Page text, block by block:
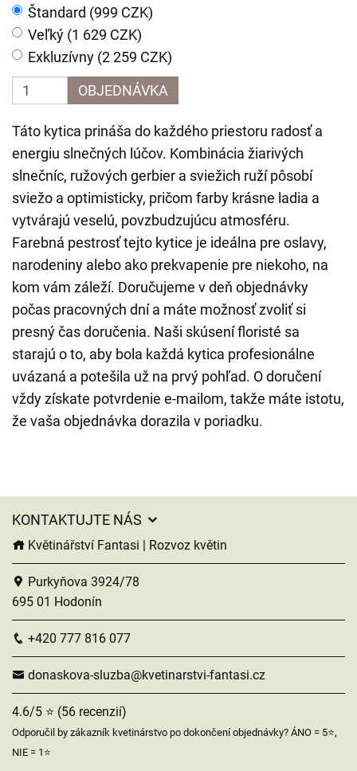
Štandard (999 CZK)
Veľký (1 629 CZK)
Exkluzívny (2 259 CZK)
OBJEDNÁVKA
Táto kytica prináša do každého priestoru radosť a
energiu slnečných lúčov. Kombinácia žiarivých
slnečníc, ružových gerbier a sviežich ruží pôsobí
sviežo a optimisticky, pričom farby krásne ladia a
vytvárajú veselú, povzbudzujúcu atmosféru.
Farebná pestrosť tejto kytice je ideálna pre oslavy,
narodeniny alebo ako prekvapenie pre niekoho, na
kom vám záleží. Doručujeme v deň objednávky
počas pracovných dní a máte možnosť zvoliť si
presný čas doručenia. Naši skúsení floristé sa
starajú o to, aby bola každá kytica profesionálne
uvázaná a potešila už na prvý pohľad. O doručení
vždy získate potvrdenie e-mailom, takže máte istotu,
že vaša objednávka dorazila v poriadku.
KONTAKTUJTE NÁS
Květinářství Fantasi | Rozvoz květin
Purkyňova 3924/78
695 01 Hodonín
+420 777 816 077
donaskova-sluzba@kvetinarstvi-fantasi.cz
4.6/5 ⭐ (56 recenzií)
Odporučil by zákazník kvetinárstvo po dokončení objednávky? ÁNO = 5⭐,
NIE = 1⭐